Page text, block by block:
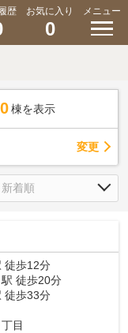
歴 お気に入り
0
メニュー
棟を表示
変更
徒歩12分
駅 徒歩20分
徒歩33分
丁目